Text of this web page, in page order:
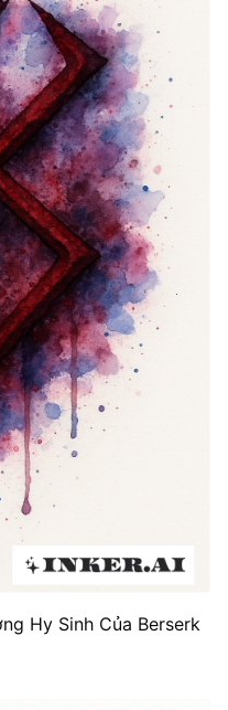
Hy Sinh Của Berserk